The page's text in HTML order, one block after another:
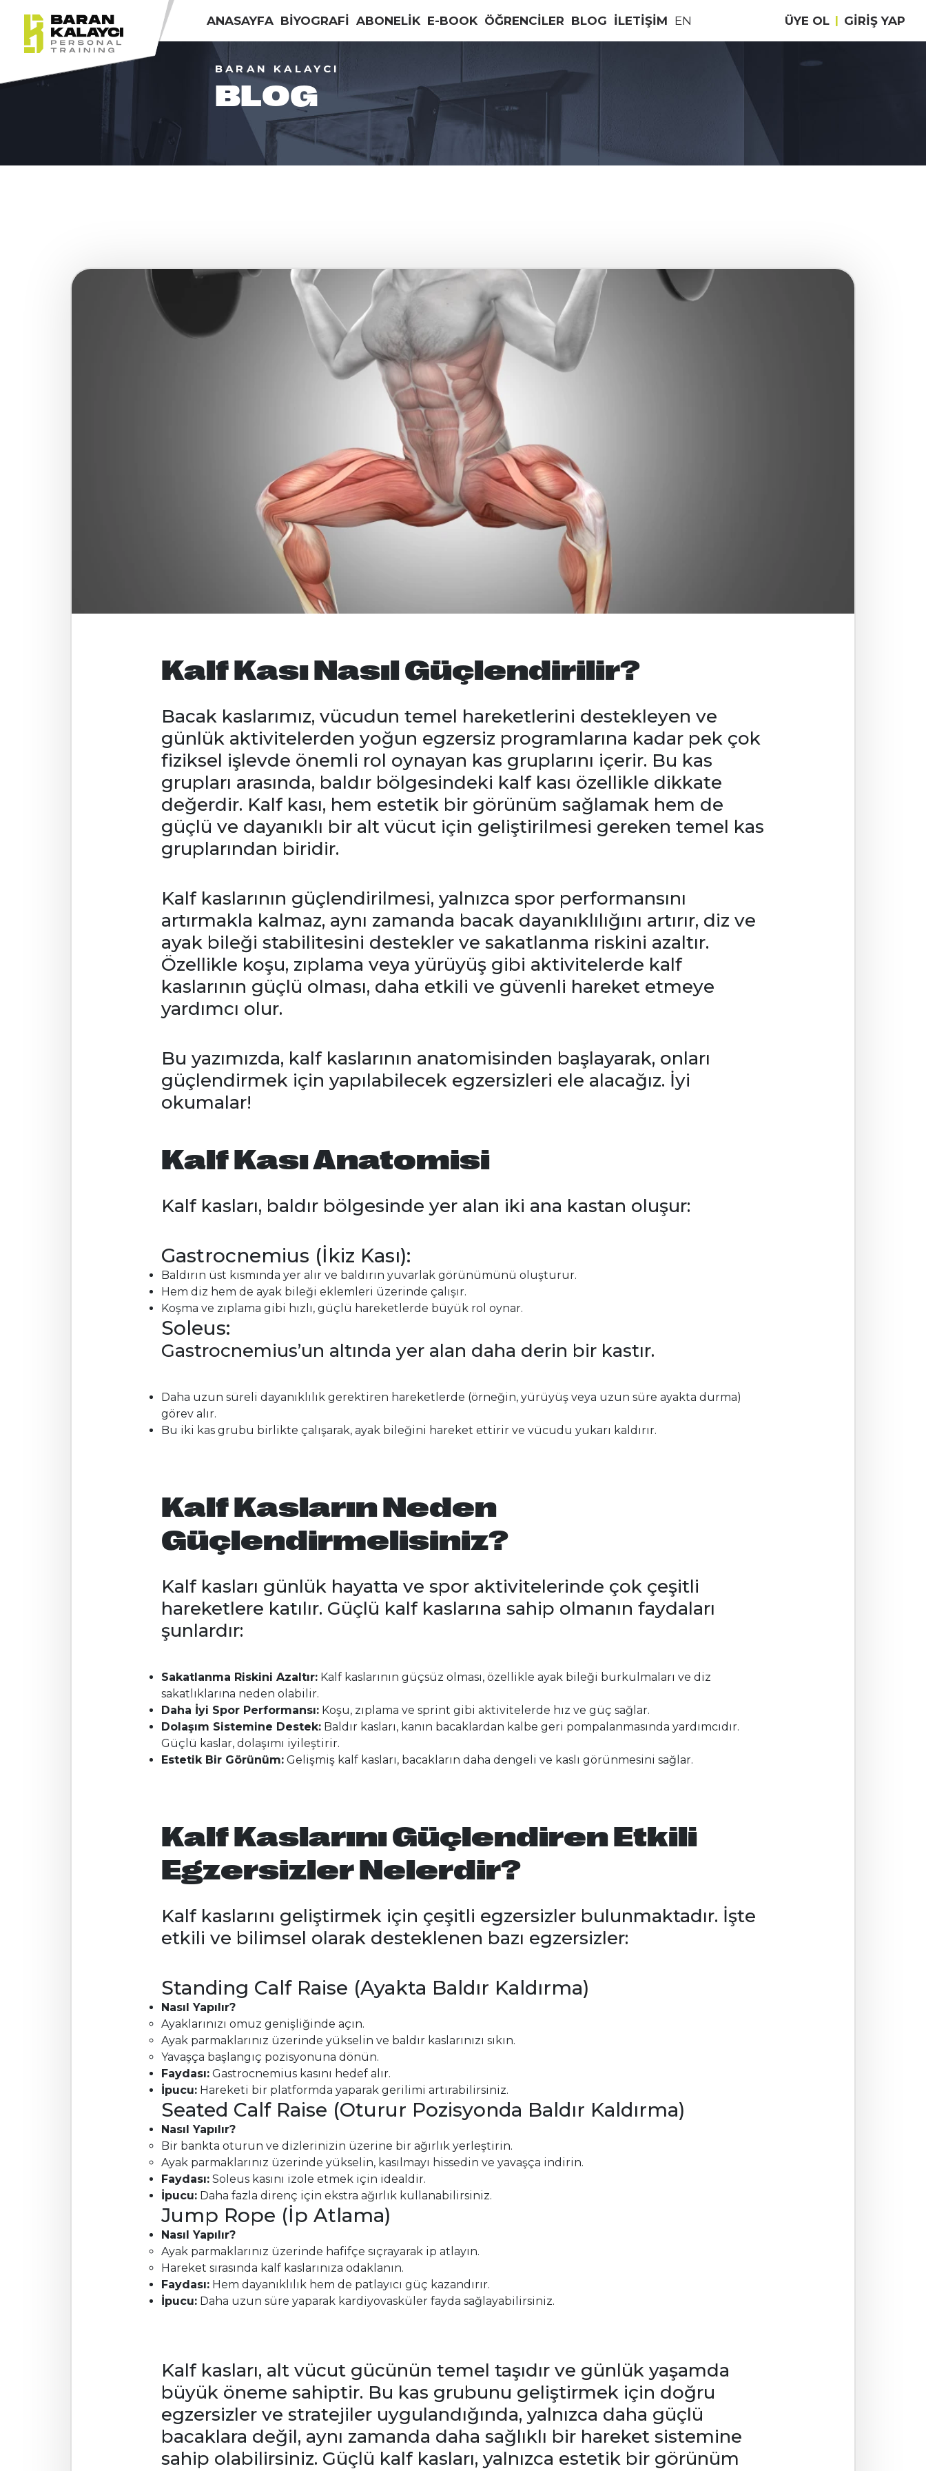
ANASAYFA BİYOGRAFİ ABONELİK E-BOOK ÖĞRENCİLER BLOG İLETİŞİM EN ÜYE OL | GIRIŞ YAP
BARAN KALAYCI
BLOG
Kalf Kası Nasıl Güçlendirilir?
Bacak kaslarımız, vücudun temel hareketlerini destekleyen ve
günlük aktivitelerden yoğun egzersiz programlarına kadar pek çok
fiziksel işlevde önemli rol oynayan kas gruplarını içerir. Bu kas
grupları arasında, baldır bölgesindeki kalf kası özellikle dikkate
değerdir. Kalf kası, hem estetik bir görünüm sağlamak hem de
güçlü ve dayanıklı bir alt vücut için geliştirilmesi gereken temel kas
gruplarından biridir.
Kalf kaslarının güçlendirilmesi, yalnızca spor performansını
artırmakla kalmaz, aynı zamanda bacak dayanıklılığını artırır, diz ve
ayak bileği stabilitesini destekler ve sakatlanma riskini azaltır.
Özellikle koşu, zıplama veya yürüyüş gibi aktivitelerde kalf
kaslarının güçlü olması, daha etkili ve güvenli hareket etmeye
yardımcı olur.
Bu yazımızda, kalf kaslarının anatomisinden başlayarak, onları
güçlendirmek için yapılabilecek egzersizleri ele alacağız. İyi
okumalar!
Kalf Kası Anatomisi
Kalf kasları, baldır bölgesinde yer alan iki ana kastan oluşur:
Gastrocnemius (İkiz Kası):
Baldırın üst kısmında yer alır ve baldırın yuvarlak görünümünü oluşturur.
Hem diz hem de ayak bileği eklemleri üzerinde çalışır.
Koşma ve zıplama gibi hızlı, güçlü hareketlerde büyük rol oynar.
Soleus:
Gastrocnemius’un altında yer alan daha derin bir kastır.
Daha uzun süreli dayanıklılık gerektiren hareketlerde (örneğin, yürüyüş veya uzun süre ayakta durma)
görev alır.
Bu iki kas grubu birlikte çalışarak, ayak bileğini hareket ettirir ve vücudu yukarı kaldırır.
Kalf Kasların Neden
Güçlendirmelisiniz?
Kalf kasları günlük hayatta ve spor aktivitelerinde çok çeşitli
hareketlere katılır. Güçlü kalf kaslarına sahip olmanın faydaları
şunlardır:
Sakatlanma Riskini Azaltır: Kalf kaslarının güçsüz olması, özellikle ayak bileği burkulmaları ve diz
sakatlıklarına neden olabilir.
Daha İyi Spor Performansı: Koşu, zıplama ve sprint gibi aktivitelerde hız ve güç sağlar.
Dolaşım Sistemine Destek: Baldır kasları, kanın bacaklardan kalbe geri pompalanmasında yardımcıdır.
Güçlü kaslar, dolaşımı iyileştirir.
Estetik Bir Görünüm: Gelişmiş kalf kasları, bacakların daha dengeli ve kaslı görünmesini sağlar.
Kalf Kaslarını Güçlendiren Etkili
Egzersizler Nelerdir?
Kalf kaslarını geliştirmek için çeşitli egzersizler bulunmaktadır. İşte
etkili ve bilimsel olarak desteklenen bazı egzersizler:
Standing Calf Raise (Ayakta Baldır Kaldırma)
Nasıl Yapılır?
Ayaklarınızı omuz genişliğinde açın.
Ayak parmaklarınız üzerinde yükselin ve baldır kaslarınızı sıkın.
Yavaşça başlangıç pozisyonuna dönün.
Faydası: Gastrocnemius kasını hedef alır.
İpucu: Hareketi bir platformda yaparak gerilimi artırabilirsiniz.
Seated Calf Raise (Oturur Pozisyonda Baldır Kaldırma)
Nasıl Yapılır?
Bir bankta oturun ve dizlerinizin üzerine bir ağırlık yerleştirin.
Ayak parmaklarınız üzerinde yükselin, kasılmayı hissedin ve yavaşça indirin.
Faydası: Soleus kasını izole etmek için idealdir.
İpucu: Daha fazla direnç için ekstra ağırlık kullanabilirsiniz.
Jump Rope (İp Atlama)
Nasıl Yapılır?
Ayak parmaklarınız üzerinde hafifçe sıçrayarak ip atlayın.
Hareket sırasında kalf kaslarınıza odaklanın.
Faydası: Hem dayanıklılık hem de patlayıcı güç kazandırır.
İpucu: Daha uzun süre yaparak kardiyovasküler fayda sağlayabilirsiniz.
Kalf kasları, alt vücut gücünün temel taşıdır ve günlük yaşamda
büyük öneme sahiptir. Bu kas grubunu geliştirmek için doğru
egzersizler ve stratejiler uygulandığında, yalnızca daha güçlü
bacaklara değil, aynı zamanda daha sağlıklı bir hareket sistemine
sahip olabilirsiniz. Güçlü kalf kasları, yalnızca estetik bir görünüm